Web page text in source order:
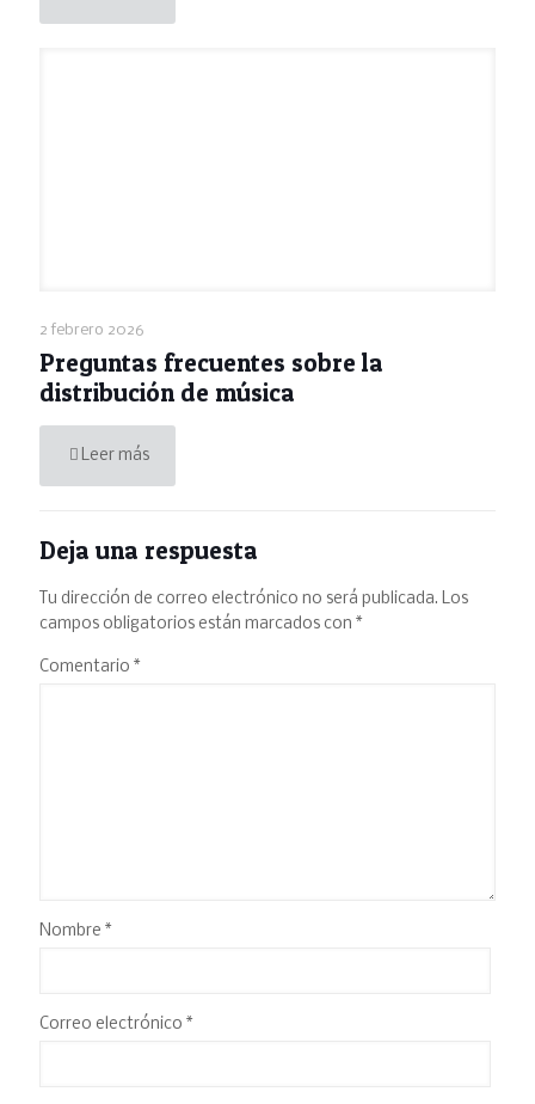
2 febrero 2026
Preguntas frecuentes sobre la
distribución de música
Leer más
Deja una respuesta
Tu dirección de correo electrónico no será publicada. Los
campos obligatorios están marcados con *
Comentario *
Nombre *
Correo electrónico *